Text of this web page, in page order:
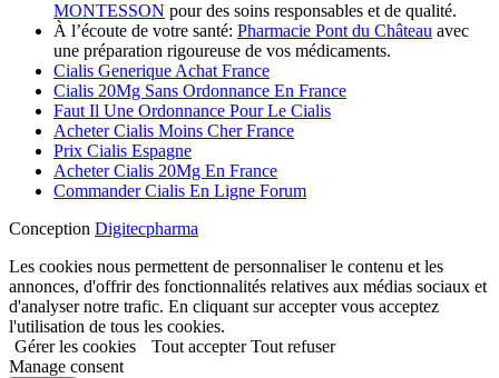
MONTESSON pour des soins responsables et de qualité.
À l’écoute de votre santé: Pharmacie Pont du Château avec
une préparation rigoureuse de vos médicaments.
Cialis Generique Achat France
Cialis 20Mg Sans Ordonnance En France
Faut Il Une Ordonnance Pour Le Cialis
Acheter Cialis Moins Cher France
Prix Cialis Espagne
Acheter Cialis 20Mg En France
Commander Cialis En Ligne Forum
Conception Digitecpharma
Les cookies nous permettent de personnaliser le contenu et les
annonces, d'offrir des fonctionnalités relatives aux médias sociaux et
d'analyser notre trafic. En cliquant sur accepter vous acceptez
l'utilisation de tous les cookies.
Gérer les cookies
Tout accepterTout refuser
Manage consent